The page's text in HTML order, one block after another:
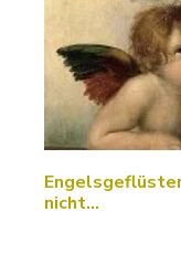
nicht…